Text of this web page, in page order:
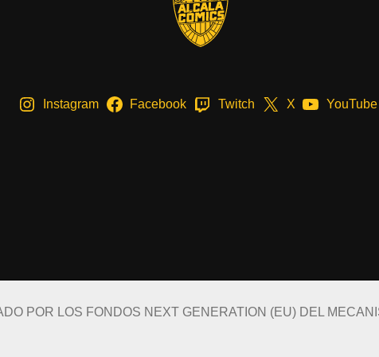
Instagram Facebook Twitch X YouTube
POR LOS FONDOS NEXT GENERATION (EU) DEL